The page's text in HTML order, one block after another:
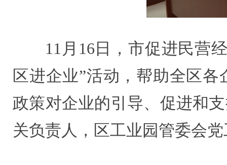
11月16日，市促进民营
区进企业”活动，帮助全区
政策对企业的引导、促进和
关负责人，区工业园管委会